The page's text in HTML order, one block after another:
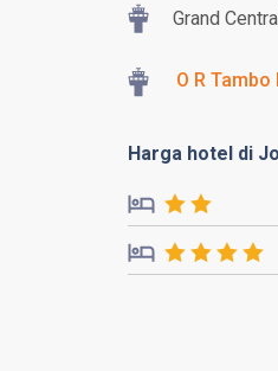
Grand
O R
Harga hotel di